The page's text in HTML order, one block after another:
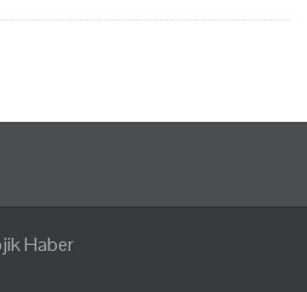
Haber